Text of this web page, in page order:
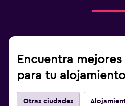
Encuentra
para tu
Otras ciudades